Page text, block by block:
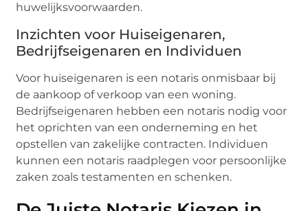
huwelijksvoorwaarden.
Inzichten voor Huiseigenaren,
Bedrijfseigenaren en Individuen
Voor huiseigenaren is een notaris onmisbaar bij
de aankoop of verkoop van een woning.
Bedrijfseigenaren hebben een notaris nodig voor
het oprichten van een onderneming en het
opstellen van zakelijke contracten. Individuen
kunnen een notaris raadplegen voor persoonlijke
zaken zoals testamenten en schenken.